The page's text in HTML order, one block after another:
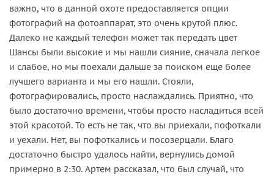
важно, что в данной охоте предоставляется опции
фотографий на фотоаппарат, это очень крутой плюс.
Далеко не каждый телефон может так передать цвет
Шансы были высокие и мы нашли сияние, сначала легкое
и слабое, но мы поехали дальше за поиском еще более
лучшего варианта и мы его нашли. Стояли,
фотографировались, просто наслаждались. Приятно, что
было достаточно времени, чтобы просто насладиться всей
этой красотой. То есть не так, что вы приехали, пофоткали
и уехали. Нет, вы пофоткались и посозерцали. Благо
достаточно быстро удалось найти, вернулись домой
примерно в 2:30. Артем рассказал, что был случай, что